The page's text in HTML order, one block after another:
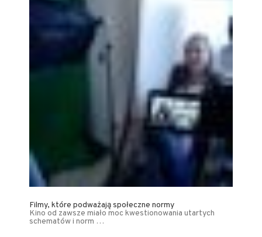
Filmy, które podważają społeczne normy
Kino od zawsze miało moc kwestionowania utartych
schematów i norm …